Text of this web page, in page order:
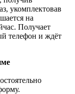
укомплектовав
на
Получает
телефон и ждёт